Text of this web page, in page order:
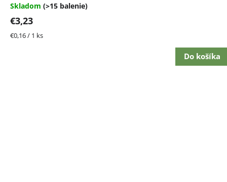
Skladom (>15 balenie)
€3,23
Jednotková
€0,16 / 1 ks
Do košíka